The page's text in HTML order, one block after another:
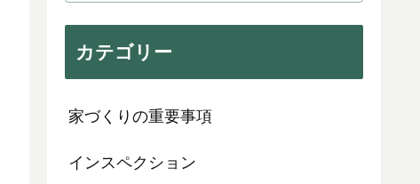
カテゴリー
家づくりの重要事項
インスペクション